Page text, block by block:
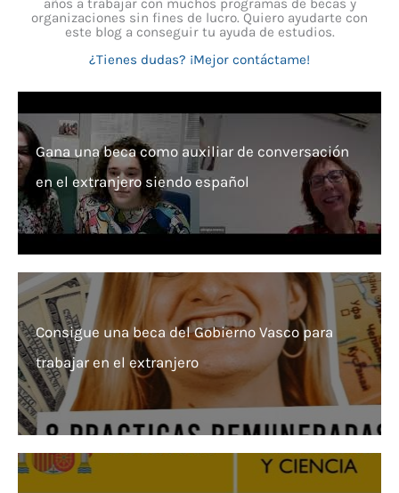
años a trabajar con muchos programas de becas y
organizaciones sin fines de lucro. Quiero ayudarte con
este blog a conseguir tu ayuda de estudios.
¿Tienes dudas? ¡Mejor contáctame!
Gana una beca como auxiliar de conversación
en el extranjero siendo español
Consigue una beca del Gobierno Vasco para
trabajar en el extranjero